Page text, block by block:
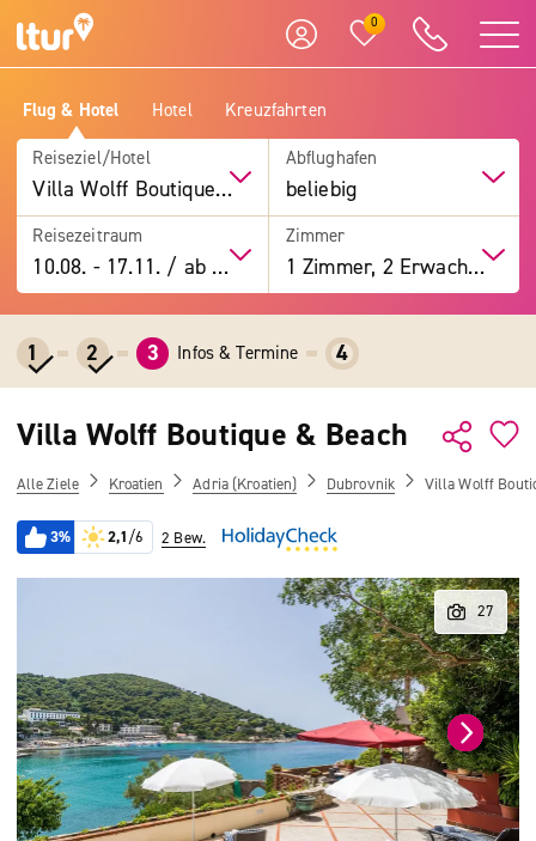
0
Flug & Hotel Hotel Kreuzfahrten
Reiseziel/Hotel
Villa Wolff Boutique & Beach
Abflughafen
beliebig
Reisezeitraum
10.08. -17.11. / ab 7 Tage
Zimmer
1 Zimmer, 2 Erwachsene
1 2 3 Infos & Termine 4
Villa Wolff Boutique & Beach
Alle Ziele Kroatien Adria (Kroatien) Dubrovnik Villa Wolff
3% 2,1/6 2 Bew.